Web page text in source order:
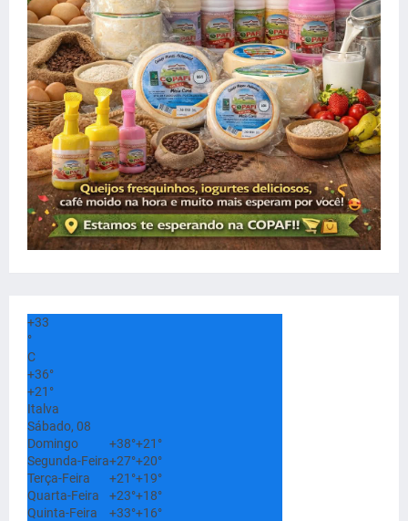
+33
°
C
+36°
+21°
Italva
Sábado, 08
Domingo
+38°+21°
Segunda-Feira+27°+20°
Terça-Feira
+21°+19°
Quarta-Feira
+23°+18°
Quinta-Feira
+33°+16°